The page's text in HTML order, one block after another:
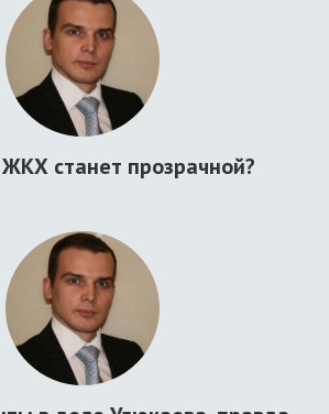
станет прозрачной?